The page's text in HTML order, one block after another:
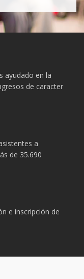
ayudado en la
de caracter
a
de 35.690
e inscripción de